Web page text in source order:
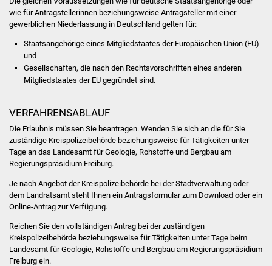
Baugrundstücke
Haushalt & Infos
IKG Auen
Ausschreibungen
Ausschreibung
Europaweite
wie für Antragstellerinnen beziehungsweise Antragsteller mit einer
gewerblichen Niederlassung in Deutschland gelten für:
Staatsangehörige eines Mitgliedstaates der Europäischen Union (EU)
und
Gesellschaften, die nach den Rechtsvorschriften eines anderen
Mitgliedstaates der EU gegründet sind.
VERFAHRENSABLAUF
Die Erlaubnis müssen Sie beantragen. Wenden Sie sich an die für Sie
zuständige Kreispolizeibehörde beziehungsweise für Tätigkeiten unter
Tage an das Landesamt für Geologie, Rohstoffe und Bergbau am
Regierungspräsidium Freiburg.
Je nach Angebot der Kreispolizeibehörde bei der Stadtverwaltung oder
dem Landratsamt steht Ihnen ein Antragsformular zum Download oder ein
Online-Antrag zur Verfügung.
Reichen Sie den vollständigen Antrag bei der zuständigen
Kreispolizeibehörde beziehungsweise für Tätigkeiten unter Tage beim
Landesamt für Geologie, Rohstoffe und Bergbau am Regierungspräsidium
Freiburg ein.